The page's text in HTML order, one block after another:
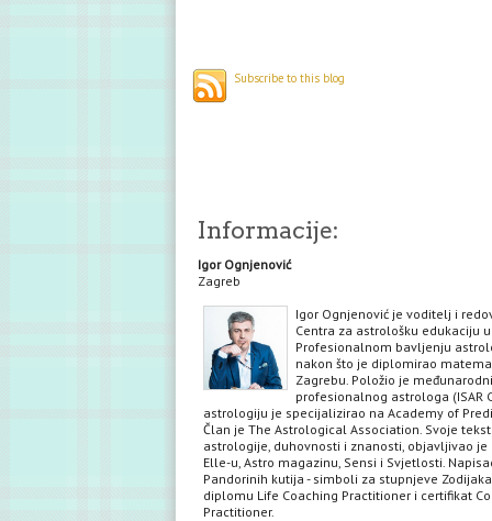
Subscribe to this blog
Informacije:
Igor Ognjenović
Zagreb
Igor Ognjenović je voditelj i
Centra za astrološku edukaciju
Profesionalnom bavljenju
nakon što je diplomirao
Zagrebu. Položio je
profesionalnog astrologa (ISAR
astrologiju je specijalizirao na Academy of
Član je The Astrological Association. Svoje
astrologije, duhovnosti i znanosti, objavljivao je
Elle-u, Astro magazinu, Sensi i Svjetlosti.
Pandorinih kutija - simboli za stupnjeve
diplomu Life Coaching Practitioner i certifikat
Practitioner.